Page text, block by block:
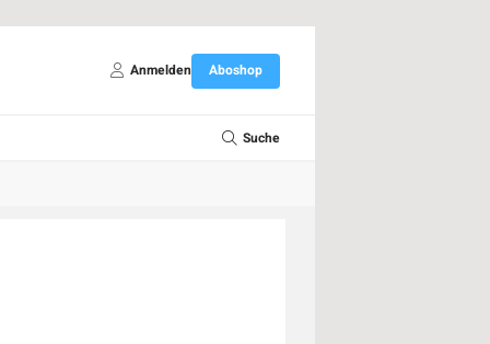
Anmelden Aboshop
Suche